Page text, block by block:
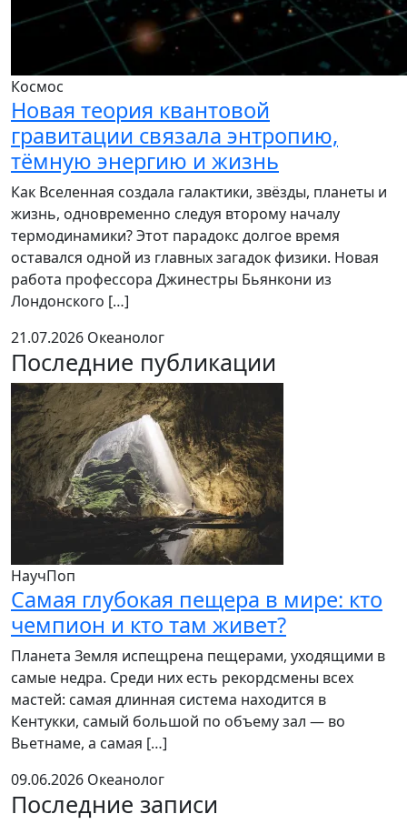
Космос
Новая теория квантовой
гравитации связала энтропию,
тёмную энергию и жизнь
Как Вселенная создала галактики, звёзды, планеты и
жизнь, одновременно следуя второму началу
термодинамики? Этот парадокс долгое время
оставался одной из главных загадок физики. Новая
работа профессора Джинестры Бьянкони из
Лондонского […]
21.07.2026 Океанолог
Последние публикации
НаучПоп
Самая глубокая пещера в мире: кто
чемпион и кто там живет?
Планета Земля испещрена пещерами, уходящими в
самые недра. Среди них есть рекордсмены всех
мастей: самая длинная система находится в
Кентукки, самый большой по объему зал — во
Вьетнаме, а самая […]
09.06.2026 Океанолог
Последние записи